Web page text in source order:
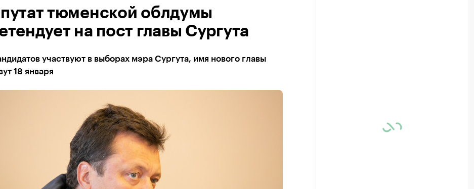
тюменской облдумы
на пост главы Сургута
участвуют в выборах мэра Сургута, имя нового главы
18 января